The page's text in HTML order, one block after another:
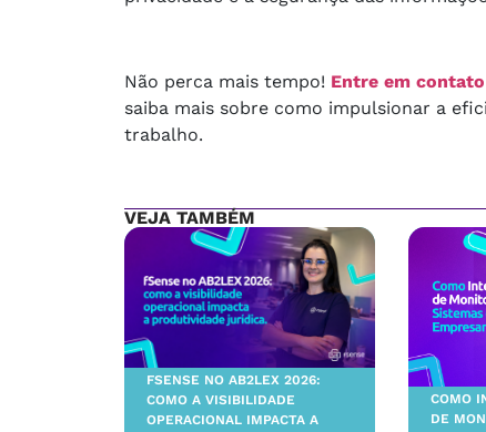
Não perca mais tempo! Entre em
saiba mais sobre como impulsionar a
trabalho.
VEJA TAMBÉM
FSENSE NO AB2LEX 2026:
COMO A VISIBILIDADE
OPERACIONAL IMPACTA A
COMO
DE